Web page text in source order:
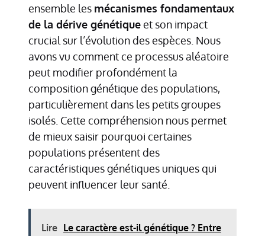
ensemble les mécanismes fondamentaux
de la dérive génétiqueet son impact
crucial sur l’évolution des espèces. Nous
avons vu comment ce processus aléatoire
peut modifier profondément la
composition génétique des populations,
particulièrement dans les petits groupes
isolés. Cette compréhension nous permet
de mieux saisir pourquoi certaines
populations présentent des
caractéristiques génétiques uniques qui
peuvent influencer leur santé.
Lire Le caractère est-il génétique ? Entre